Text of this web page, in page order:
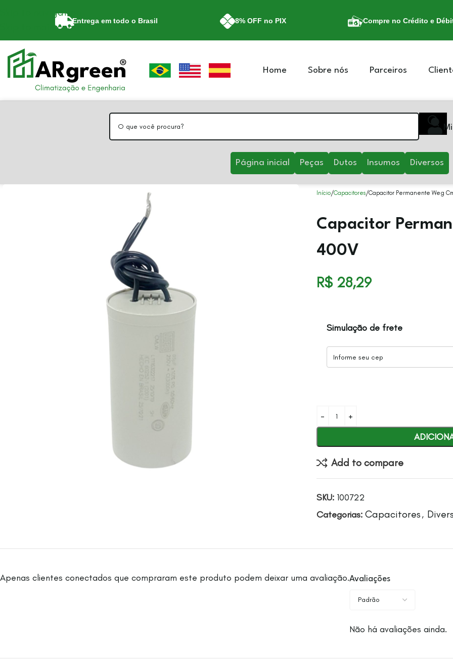
Skip to navigation
Skip to main content
Entrega em todo o Brasil 8% OFF no PIX Compre no Crédito e
Home Sobre nós Parceiros
Página inicial Peças Dutos Insumos Diversos
Início Capacitores Capacitor Permanente Weg
Capacitor
400V
R$28,29
Simulação de frete
Add to compare
SKU: 100722
Categorias: Capacitores,
Avaliações
Não há avaliações ainda.
Apenas clientes conectados que compraram este produto podem deixar uma avaliação.